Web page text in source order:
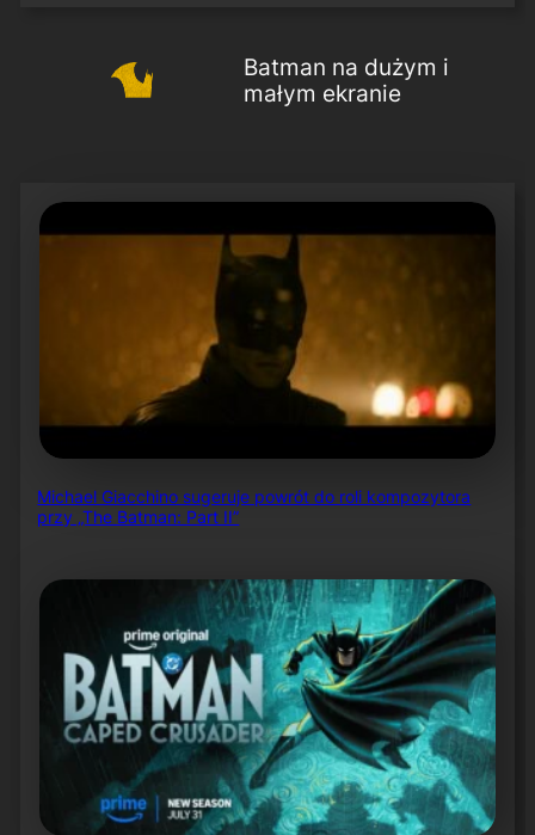
Batman na dużym i
małym ekranie
Michael Giacchino sugeruje powrót do roli kompozytora
przy „The Batman: Part II”